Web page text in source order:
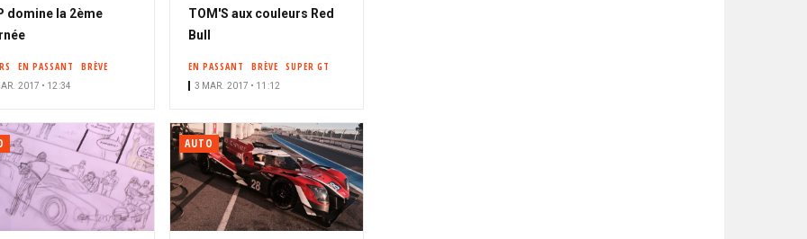
domine la 2ème
EN PASSANT BRÈVE
2017 • 12:34
TOM'S aux couleurs Red
Bull
EN PASSANT BRÈVE SUPER GT
3 MAR. 2017 • 11:12
AUTO